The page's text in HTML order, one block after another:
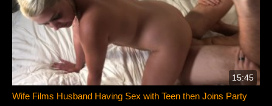
15:45
Wife Films Husband Having Sex with Teen then Joins Party